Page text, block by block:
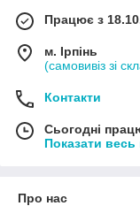
Працює з
м. Ірпінь
(самовивіз зі
Контакти
Сьогодні
Показати весь
Про нас